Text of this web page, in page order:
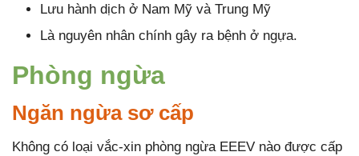
Lưu hành dịch ở Nam Mỹ và Trung Mỹ
Là nguyên nhân chính gây ra bệnh ở ngựa.
Phòng ngừa
Ngăn ngừa sơ cấp
Không có loại vắc-xin phòng ngừa EEEV nào được cấp